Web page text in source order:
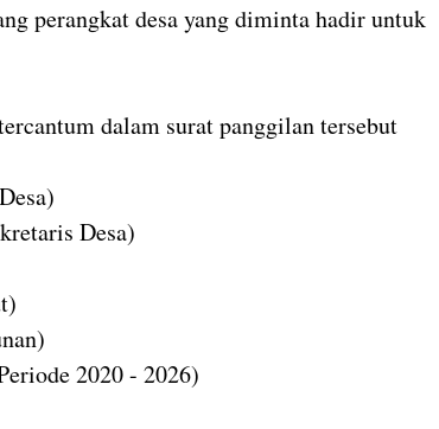
perangkat desa yang diminta hadir untuk
dalam surat panggilan tersebut
Desa)
2020 - 2026)